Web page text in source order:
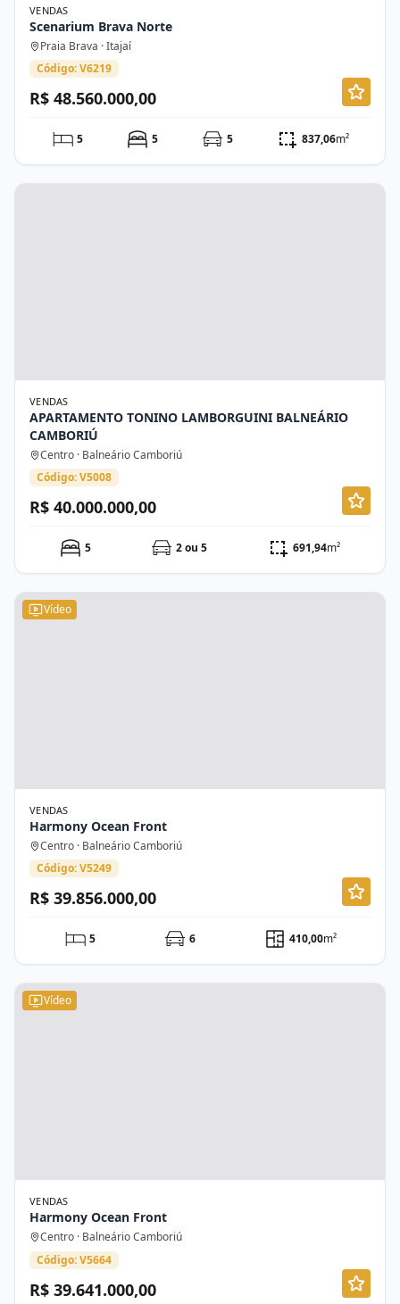
VENDAS
Scenarium Brava Norte
Praia Brava · Itajaí
Código: V6219
R$ 48.560.000,00
5 5 5 837,06m²
VENDAS
APARTAMENTO TONINO LAMBORGUINI BALNEÁRIO
CAMBORIÚ
Centro · Balneário Camboriú
Código: V5008
R$ 40.000.000,00
5 2 ou 5 691,94m²
Vídeo
VENDAS
Harmony Ocean Front
Centro · Balneário Camboriú
Código: V5249
R$ 39.856.000,00
5 6 410,00m²
Vídeo
VENDAS
Harmony Ocean Front
Centro · Balneário Camboriú
Código: V5664
R$ 39.641.000,00